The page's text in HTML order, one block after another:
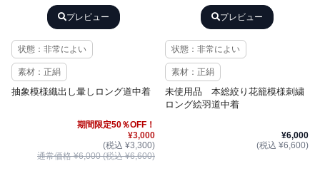
プレビュー
状態：非常によい
素材：正絹
抽象模様織出し暈しロング道中着
期間限定50％OFF！
¥3,000
(税込 ¥3,300)
通常価格 ¥6,000 (税込 ¥6,600)
プレビュー
状態：非常によい
素材：正絹
未使用品 本総絞り花籠模様刺繍
ロング絵羽道中着
¥6,000
(税込 ¥6,600)